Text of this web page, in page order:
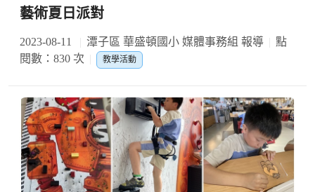
藝術夏日派對
2023-08-11 潭子區 華盛頓國小 媒體事務組 報導
點
閱數：830 次
教學活動